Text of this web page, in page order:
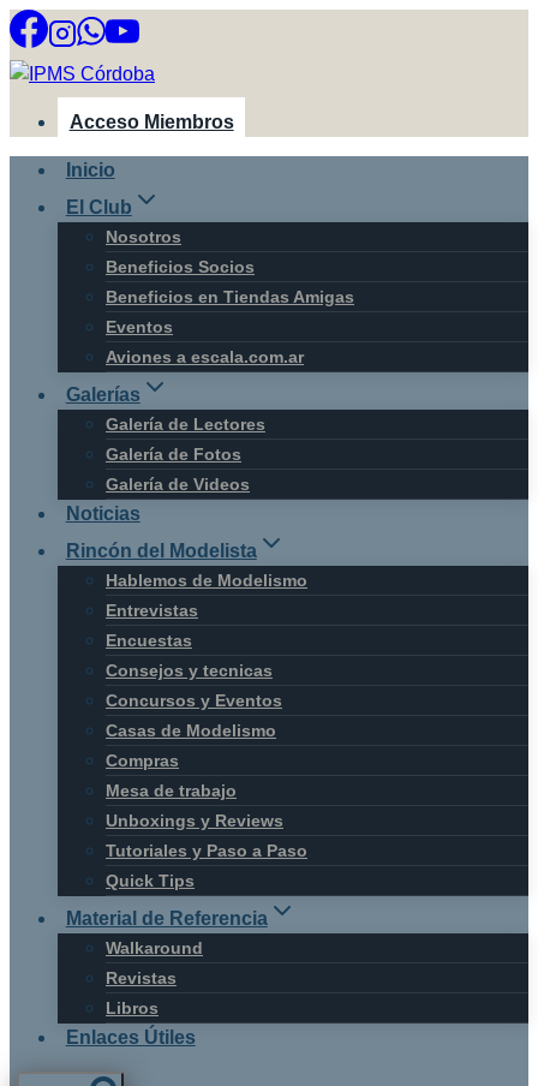
Saltar
al
contenido
Acceso Miembros
Inicio
El Club
Nosotros
Beneficios Socios
Beneficios en Tiendas Amigas
Eventos
Aviones a escala.com.ar
Galerías
Galería de Lectores
Galería de Fotos
Galería de Videos
Noticias
Rincón del Modelista
Hablemos de Modelismo
Entrevistas
Encuestas
Consejos y tecnicas
Concursos y Eventos
Casas de Modelismo
Compras
Mesa de trabajo
Unboxings y Reviews
Tutoriales y Paso a Paso
Quick Tips
Material de Referencia
Walkaround
Revistas
Libros
Enlaces Útiles